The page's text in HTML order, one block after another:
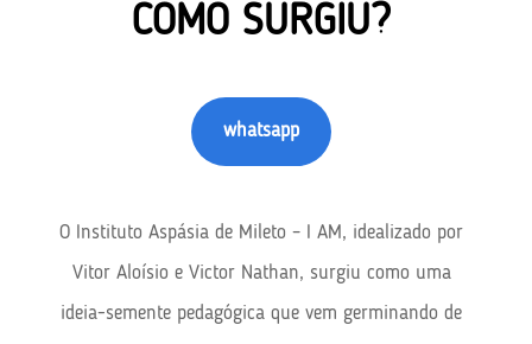
COMO SURGIU?
whatsapp
O Instituto Aspásia de Mileto – I AM, idealizado por
Vitor Aloísio e Victor Nathan, surgiu como uma
ideia-semente pedagógica que vem germinando de